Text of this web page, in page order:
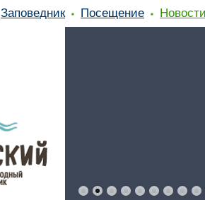
Заповедник Посещение